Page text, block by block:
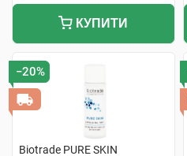
КУПИТИ
−20%
Biotrade PURE SKIN